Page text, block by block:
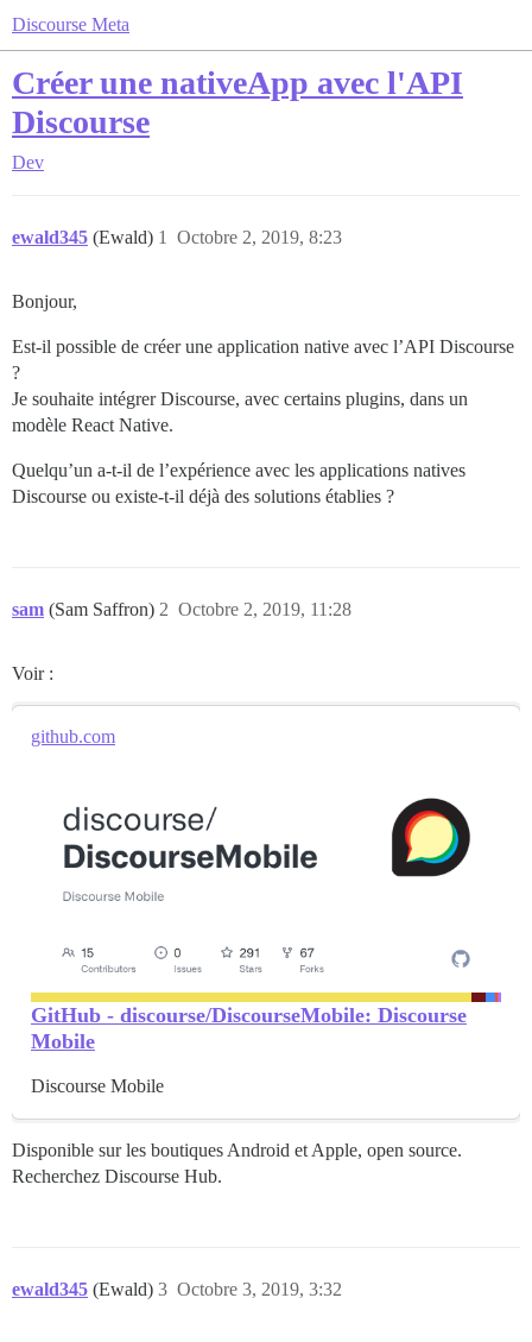
Discourse Meta
Créer une nativeApp avec l'API
Discourse
Dev
ewald345 (Ewald) Octobre 2, 2019, 8:23
1
Bonjour,
Est-il possible de créer une application native avec l’API Discourse
?
Je souhaite intégrer Discourse, avec certains plugins, dans un
modèle React Native.
Quelqu’un a-t-il de l’expérience avec les applications natives
Discourse ou existe-t-il déjà des solutions établies ?
sam (Sam Saffron) Octobre 2, 2019, 11:28
2
Voir :
github.com
GitHub - discourse/DiscourseMobile: Discourse
Mobile
Discourse Mobile
Disponible sur les boutiques Android et Apple, open source.
Recherchez Discourse Hub.
ewald345 (Ewald) Octobre 3, 2019, 3:32
3